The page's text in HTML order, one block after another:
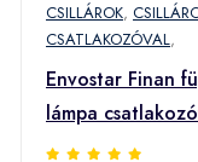
CSILLÁROK,
CSATLAKOZÓVAL,
Envostar Finan
lámpa
izzó